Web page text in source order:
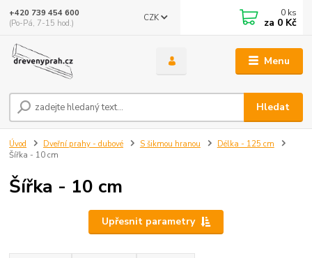
Menu
CZK
Hledat
+420 739 454 600
(Po-Pá, 7-15 hod.)
0 ks
za 0 Kč
Úvod Dveřní prahy - dubové S šikmou hranou
Délka - 125 cm
Šířka - 10 cm
Šířka - 10 cm
Upřesnit parametry